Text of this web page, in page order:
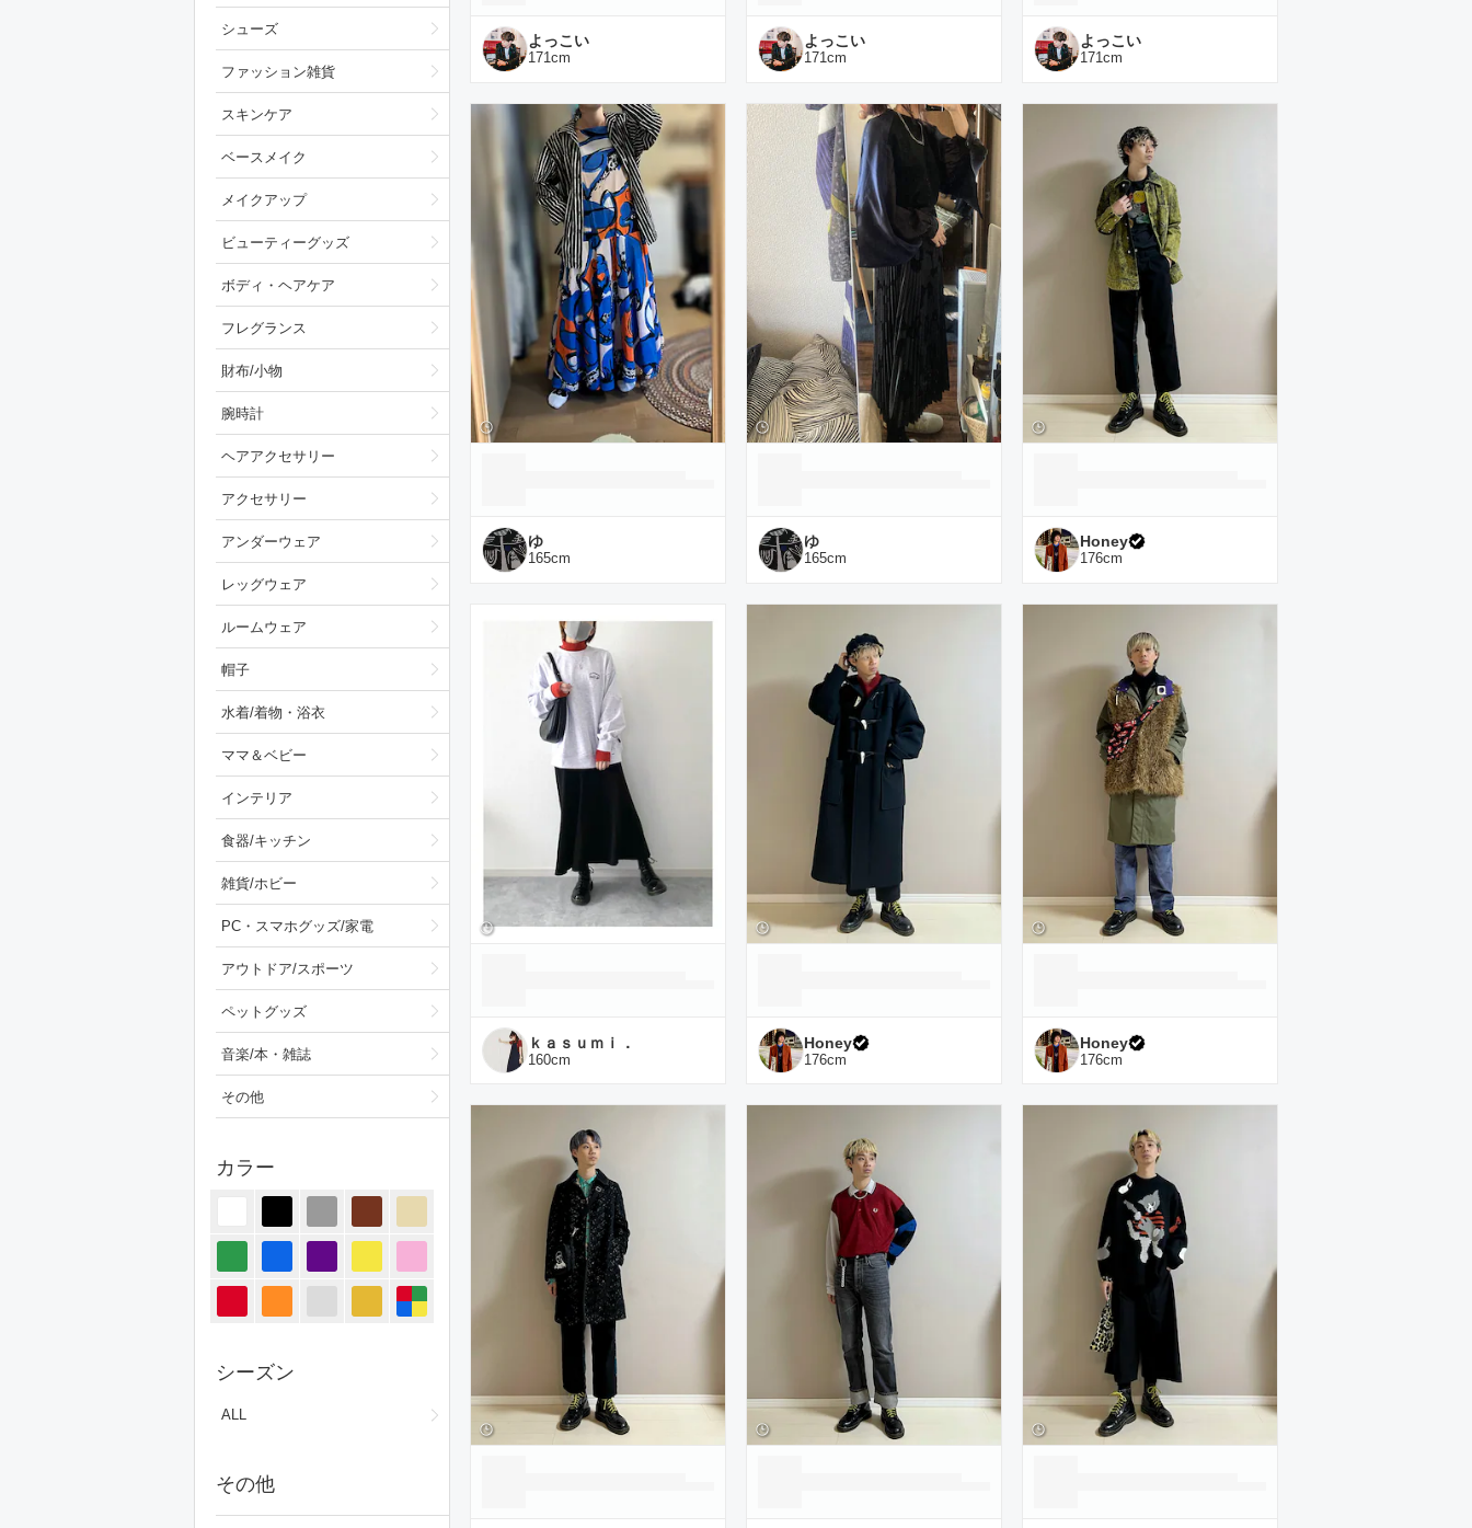
シューズ
ファッション雑貨
スキンケア
ベースメイク
メイクアップ
ビューティーグッズ
ボディ・ヘアケア
フレグランス
財布/小物
腕時計
ヘアアクセサリー
アクセサリー
アンダーウェア
レッグウェア
ルームウェア
帽子
水着/着物・浴衣
ママ＆ベビー
インテリア
食器/キッチン
雑貨/ホビー
PC・スマホグッズ/家電
アウトドア/スポーツ
ペットグッズ
音楽/本・雑誌
その他
カラー
シーズン
ALL
その他
よっこい
171cm
よっこい
171cm
よっこい
171cm
ゆ
165cm
ゆ
165cm
Honey
176cm
ｋａｓｕｍｉ．
160cm
Honey
176cm
Honey
176cm